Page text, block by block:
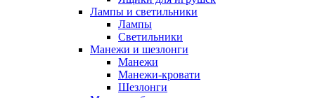
Лампы и светильники
Лампы
Светильники
Манежи и шезлонги
Манежи
Манежи-кровати
Шезлонги